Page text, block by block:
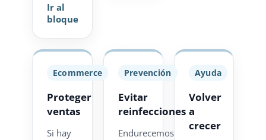
Ir al
bloque
Ecommerce
Proteger
ventas
Si hay
Prevención
Evitar
reinfecciones
Endurecemos
Ayuda
Volver
a
crecer